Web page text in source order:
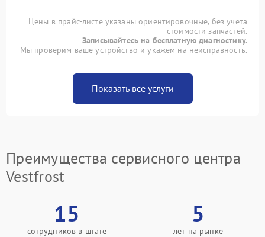
Цены в прайс-листе указаны ориентировочные, без учета
стоимости запчастей.
Записывайтесь на бесплатную диагностику.
Мы проверим ваше устройство и укажем на неисправность.
Показать все услуги
Преимущества сервисного центра
Vestfrost
15
сотрудников в штате
5
лет на рынке